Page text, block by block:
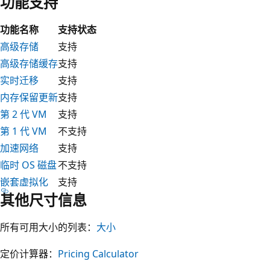
功能名称
支持状态
高级存储
支持
高级存储缓存支持
实时迁移
支持
内存保留更新支持
第 2 代 VM
支持
第 1 代 VM
不支持
加速网络
支持
临时 OS 磁盘不支持
嵌套虚拟化
支持
其他尺寸信息
所有可用大小的列表： 大小
定价计算器： Pricing Calculator